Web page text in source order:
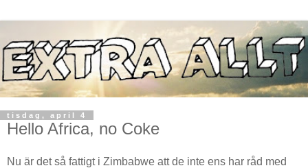
tisdag, april 4
Hello Africa, no Coke
Nu är det så fattigt i Zimbabwe att de inte ens har råd med